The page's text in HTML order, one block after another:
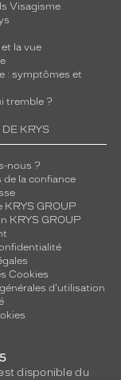
Visagisme
la vue
: symptômes et
tremble ?
KRYS
nous ?
de la confiance
KRYS GROUP
KRYS GROUP
Cookies
d'utilisation
disponible du